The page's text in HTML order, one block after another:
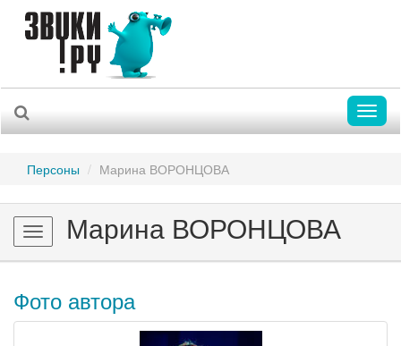
Персоны Марина ВОРОНЦОВА
Toggle
navigation
Марина ВОРОНЦОВА
Фото автора